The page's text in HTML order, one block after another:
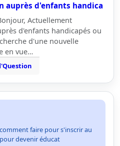
auprès d'enfants handica
Actuellement
d'enfants handicapés ou
d'une nouvelle
en vue…
faire pour s'inscrir au
devenir éducat